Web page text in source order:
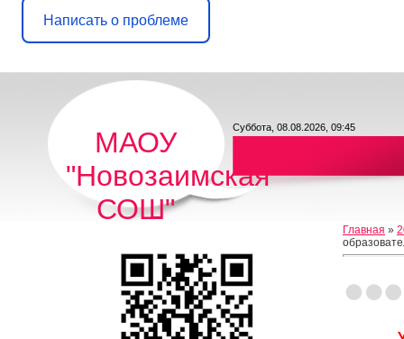
Написать о проблеме
МАОУ
"Новозаимская
СОШ"
Суббота, 08.08.2026, 09:45
Главная »